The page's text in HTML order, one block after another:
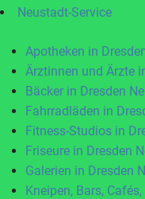
Neustadt-Service
Apotheken in
Ärztinnen und Ärzte
Bäcker in Dresden
Fahrradläden in
Fitness-Studios in
Friseure in Dresden
Galerien in Dresden
Kneipen, Bars,